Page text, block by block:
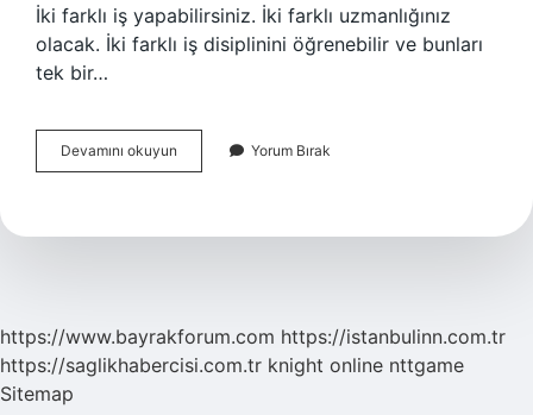
İki farklı iş yapabilirsiniz. İki farklı uzmanlığınız
olacak. İki farklı iş disiplinini öğrenebilir ve bunları
tek bir…
Devamını okuyun
Ne
Yorum Bırak
https://www.bayrakforum.com https://istanbulinn.com.tr
https://saglikhabercisi.com.tr knight online nttgame
Sitemap